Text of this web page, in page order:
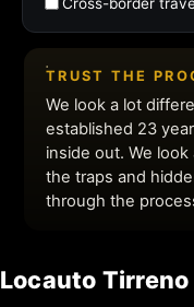
Locauto Tirreno